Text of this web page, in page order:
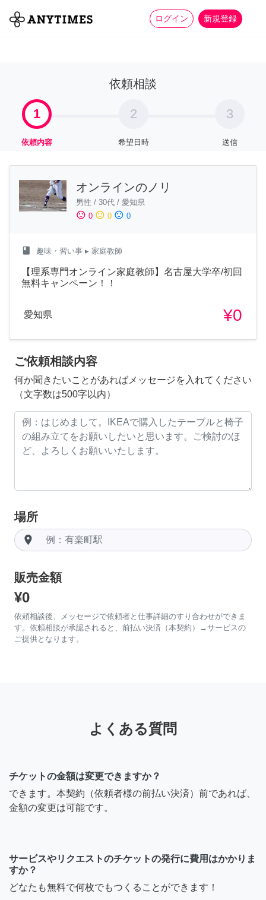
ログイン 新規登録
全て 家事 more_horiz
依頼相談
1
依頼内容
2
希望日時
3
送信
オンラインのノリ
男性 / 30代 / 愛知県
sentiment_satisfied 0 sentiment_neutral 0 sentiment_dissatisfied 0
class 趣味・習い事 ▸ 家庭教師
【理系専門オンライン家庭教師】名古屋大学卒/初回
無料キャンペーン！！
愛知県 ¥0
ご依頼相談内容
何か聞きたいことがあればメッセージを入れてください
（文字数は500字以内）
場所
room
販売金額
¥0
依頼相談後、メッセージで依頼者と仕事詳細のすり合わせができま
す。依頼相談が承認されると、前払い決済（本契約）→サービスの
ご提供となります。
よくある質問
チケットの金額は変更できますか？
できます。本契約（依頼者様の前払い決済）前であれば、
金額の変更は可能です。
サービスやリクエストのチケットの発行に費用はかかりま
すか？
どなたも無料で何枚でもつくることができます！